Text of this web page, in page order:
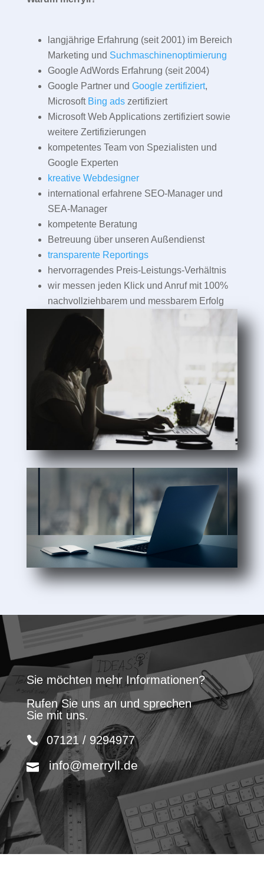
langjährige Erfahrung (seit 2001) im Bereich
Marketing und Suchmaschinenoptimierung
Google AdWords Erfahrung (seit 2004)
Google Partner und Google zertifiziert,
Microsoft Bing adszertifiziert
Microsoft Web Applications zertifiziert sowie
weitere Zertifizierungen
kompetentes Team von Spezialisten und
Google Experten
kreative Webdesigner
international erfahrene SEO-Manager und
SEA-Manager
kompetente Beratung
Betreuung über unseren Außendienst
transparente Reportings
hervorragendes Preis-Leistungs-Verhältnis
wir messen jeden Klick und Anruf mit 100%
nachvollziehbarem und messbarem Erfolg
Sie möchten mehr Informationen?
Rufen Sie uns an und sprechen
Sie mit uns.
07121 / 9294977
info@merryll.de